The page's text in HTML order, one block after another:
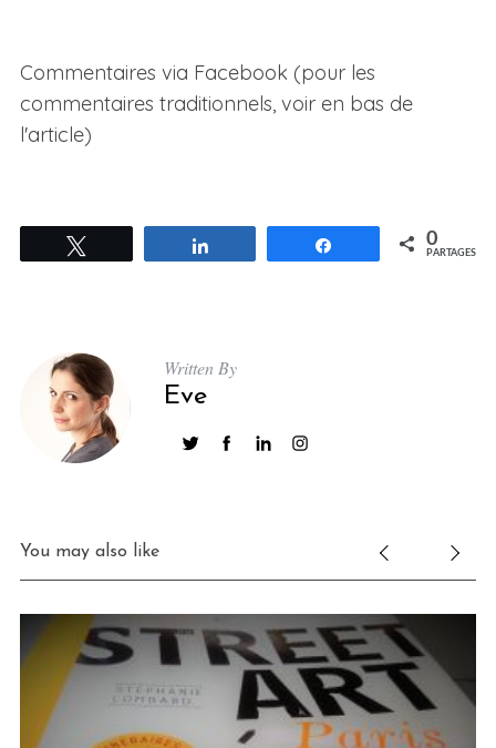
Commentaires via Facebook (pour les
commentaires traditionnels, voir en bas de
l'article)
Partagez 0
PARTAGES
Written By
Eve
You may also like